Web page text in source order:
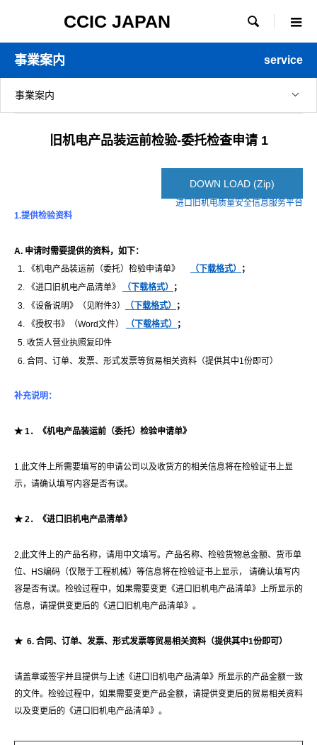
CCIC JAPAN 
事業案内 service
事業案内
旧机电产品装运前检验-委托检查申请 1
DOWN LOAD (Zip)
进口旧机电质量安全信息服务平台
1.提供检验资料
A. 申请时需要提供的资料，如下：
《机电产品装运前（委托）检验申请单》
（下载格式）
；
《进口旧机电产品清单》
（下载格式）
；
《设备说明》（见附件3）
（下载格式）
；
《授权书》（Word文件）
（下载格式）
；
收货人营业执照复印件
合同、订单、发票、形式发票等贸易相关资料（提供其中1份即可）
补充说明 ：
★ 1．《机电产品装运前（委托） 检验申请单》
1.此文件上所需要填写的申请公司以及收货方的相关信息将在检验证书上显
示，请确认填写内容是否有误。
★ 2．《进 口旧机电产品清单》
2,此文件上的产品名称，请用中文填写。产品名称、检验货物总金额、货币单
位、HS编码（仅限于工程机械）等信息将在检验证书上显示， 请确认填写内
容是否有误。检验过程中，如果需要变更《进口旧机电产品清单》上所显示的
信息，请提供变更后的《进口旧机电产品清单》。
★ 6. 合同、 订单、 发票、形式发票等贸易相关资料（提供其中1份即可）
请盖章或签字并且提供与上述《进口旧机电产品清单》所显示的产品金额一致
的文件。检验过程中，如果需要变更产品金额，请提供变更后的贸易相关资料
以及变更后的《进口旧机电产品清单》。